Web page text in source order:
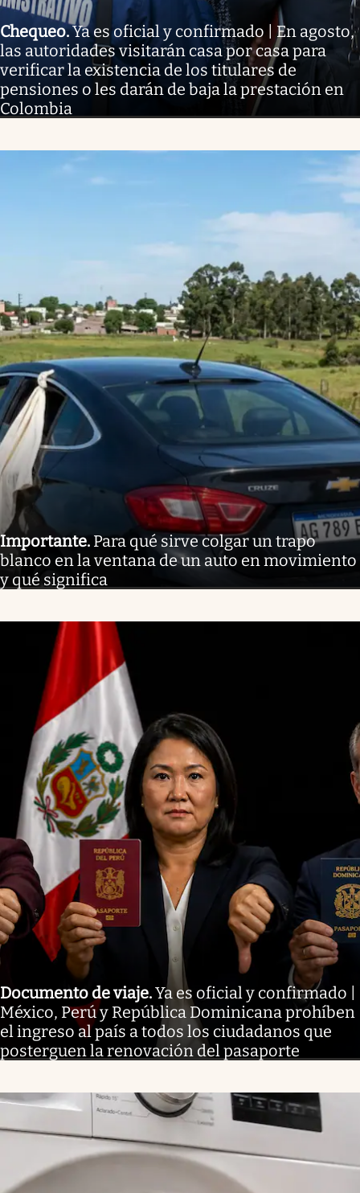
Chequeo.Ya es oficial y confirmado | En agosto,
las autoridades visitarán casa por casa para
verificar la existencia de los titulares de
pensiones o les darán de baja la prestación en
Colombia
Importante. Para qué sirve colgar un trapo
blanco en la ventana de un auto en movimiento
y qué significa
Documento de viaje.Ya es oficial y confirmado |
México, Perú y República Dominicana prohíben
el ingreso al país a todos los ciudadanos que
posterguen la renovación del pasaporte